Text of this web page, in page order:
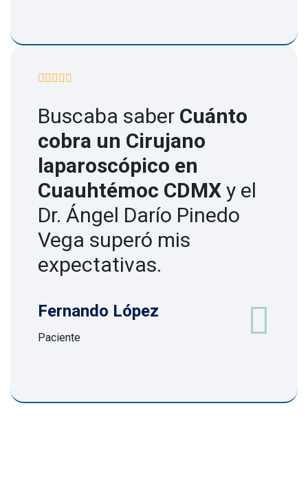
Buscaba saber Cuánto
cobra un Cirujano
laparoscópico en
Cuauhtémoc CDMX y el
Dr. Ángel Darío Pinedo
Vega superó mis
expectativas.
Fernando López
Paciente